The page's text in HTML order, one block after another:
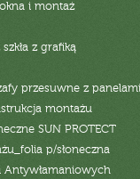
i montaż
z grafiką
przesuwne z
montażu
SUN PROTECT
p/słoneczna
Antywłamaniowych